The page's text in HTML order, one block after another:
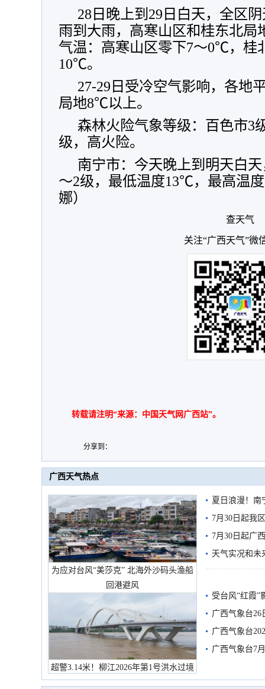
28日晚上到29日白天，全区
雨到大雨，高寒山区和桂东北局
气温：高寒山区零下7～0℃，桂
10℃。
27-29日受冷空气影响，各地
局地8℃以上。
森林火险气象等级：百色市3
级，高火险。
南宁市：今天晚上到明天白
～2级，最低温度13℃，最高温
娜）
查天气
关注“广西天气”微
转载请注明“来源：中国天气网广西站”。
分享到：
广西天气热点
为应对台风“美莎克” 北海外沙码头渔船
回港避风
超警3.14米！柳江2026年第1号洪水过境
市民在堤岸见证汛况
夏日浪漫！南
7月30日起我
7月30日起广
天气实况和未
受台风“红霞”
有较强降雨
广西气象台26
广西气象台
预警
广西气象台7